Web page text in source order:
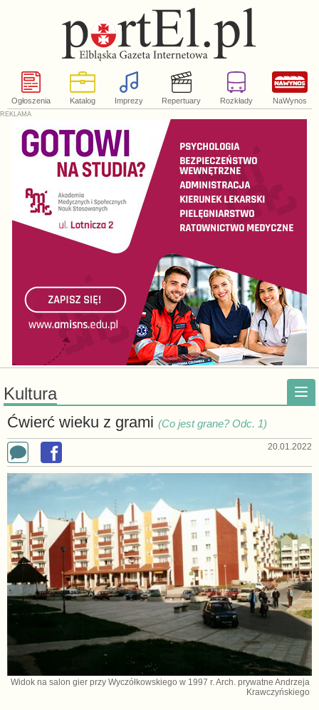
Ogłoszenia Katalog Imprezy Repertuary Rozkłady NaWynos
Kultura
Ćwierć wieku z grami (Co jest grane? Odc. 1)
20.01.2022
Widok na salon gier przy Wyczółkowskiego w 1997 r. Arch. prywatne Andrzeja
Krawczyńskiego